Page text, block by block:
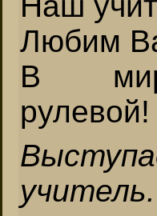
Любим
В
рулевой!
учитель.